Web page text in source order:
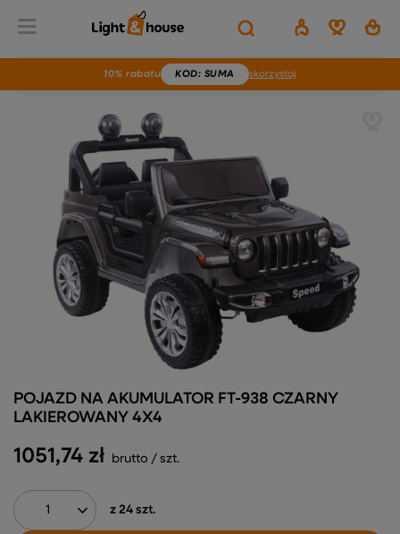
10% rabatu KOD: SUMA skorzystaj
1051,74 zł brutto / szt.
z 24 szt.
POJAZD NA AKUMULATOR FT-938 CZARNY
LAKIEROWANY 4X4